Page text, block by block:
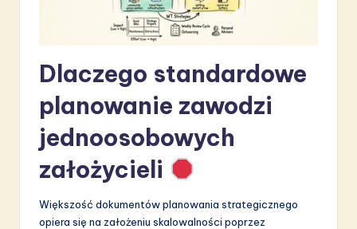
ti
Dlaczego standardowe
planowanie zawodzi
jednoosobowych
założycieli
Większość dokumentów planowania strategicznego
opiera się na założeniu skalowalności poprzez